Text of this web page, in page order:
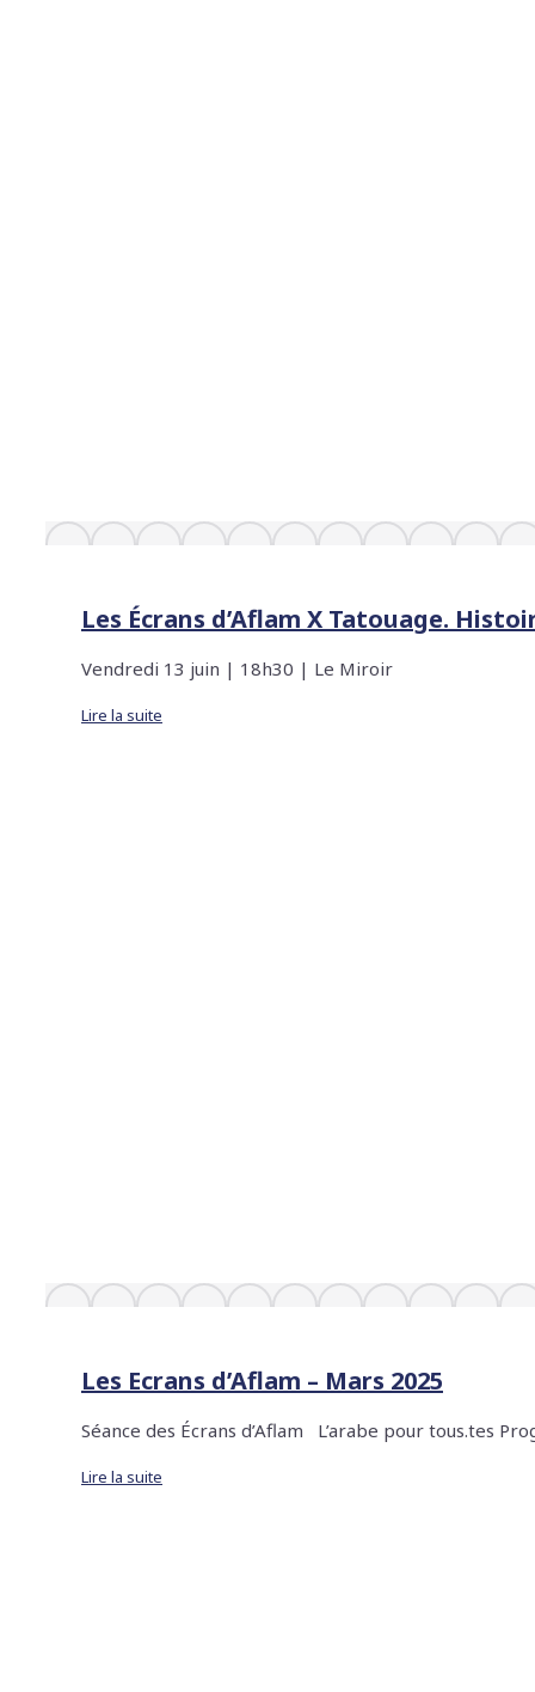
Les Écrans d’Aflam X Tatouage.
Vendredi 13 juin | 18h30 | Le Miroir
Lire la suite
Les Ecrans d’Aflam – Mars 2025
Séance des Écrans d’Aflam L’arabe pour tous.tes
Lire la suite